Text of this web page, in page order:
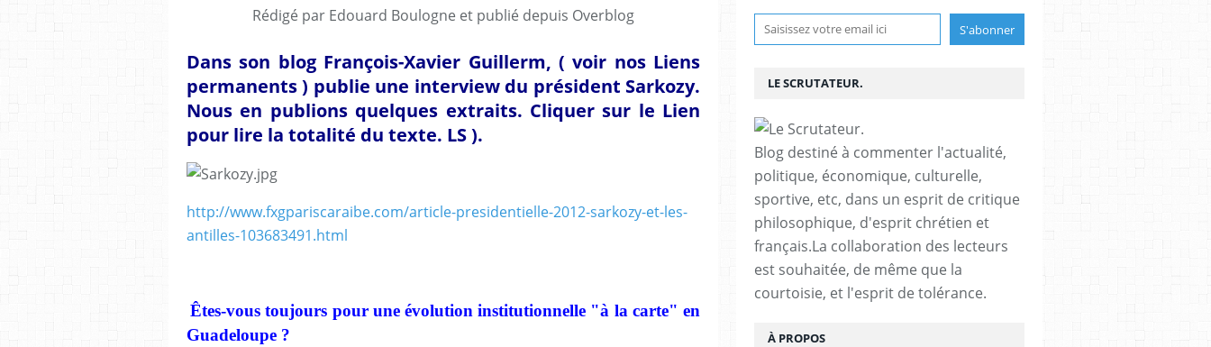
Rédigé par Edouard Boulogne et publié depuis Overblog
Dans son blog François-Xavier Guillerm, ( voir nos Liens
permanents ) publie une interview du président Sarkozy.
Nous en publions quelques extraits. Cliquer sur le Lien
pour lire la totalité du texte. LS ).
http://www.fxgpariscaraibe.com/article-presidentielle-2012-sarkozy-et-les-
antilles-103683491.html
Êtes-vous toujours pour une évolution institutionnelle "à la carte" en
Guadeloupe ?
LE SCRUTATEUR.
Blog destiné à commenter l'actualité,
politique, économique, culturelle,
sportive, etc, dans un esprit de critique
philosophique, d'esprit chrétien et
français.La collaboration des lecteurs
est souhaitée, de même que la
courtoisie, et l'esprit de tolérance.
À PROPOS